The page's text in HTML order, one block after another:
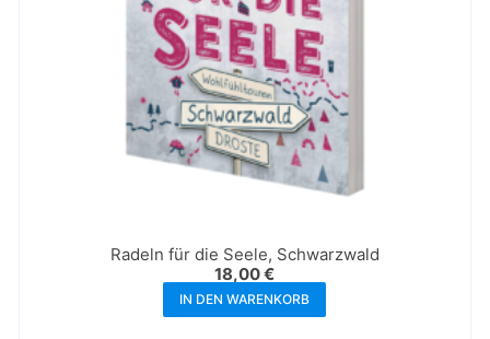
Radeln für die Seele, Schwarzwald
18,00€
IN DEN WARENKORB